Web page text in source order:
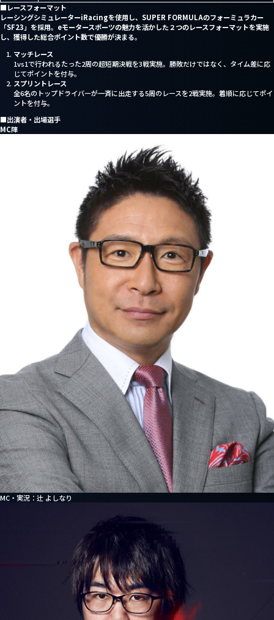
■レースフォーマット
レーシングシミュレーターiRacingを使用し、SUPER FORMULAのフォーミュラカー
「SF23」を採用。 eモータースポーツの魅力を活かした２つのレースフォーマットを実施
し、獲得した総合ポイント数で優勝が決まる。
マッチレース
1vs1で行われるたった2周の超短期決戦を3戦実施。勝敗だけではなく、タイム差に応
じてポイントを付与。
スプリントレース
全6名のトップドライバーが一斉に出走する5周のレースを2戦実施。着順に応じてポイ
ントを付与。
■出演者・出場選手
MC陣
MC・実況：辻 よしなり